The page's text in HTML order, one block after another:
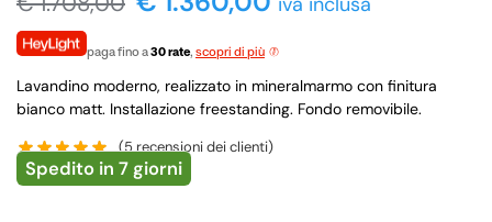
paga fino a30 rate, scopri di più
Lavandino moderno, realizzato in mineralmarmo con finitura
bianco matt. Installazione freestanding. Fondo removibile.
(5recensioni dei clienti)
Spedito in 7 giorni